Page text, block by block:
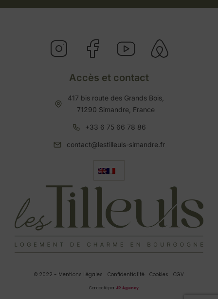
Accès et contact
417 bis route des Grands Bois,
71290 Simandre, France
+33 6 75 66 78 86
contact@lestilleuls-simandre.fr
© 2022 - Mentions Légales Confidentialité Cookies CGV
Concocté par JR Agency